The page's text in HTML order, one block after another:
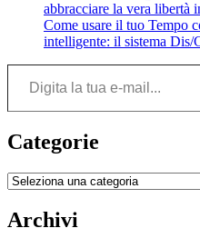
abbracciare la vera libertà
Come usare il tuo Tempo
intelligente: il sistema Dis/
Digita la tua e-mail...
Categorie
Categorie
Archivi